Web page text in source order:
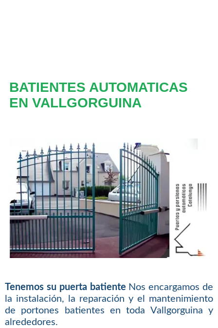
BATIENTES AUTOMATICAS
EN VALLGORGUINA
Tenemos su puerta batiente Nos encargamos de
la instalación, la reparación y el mantenimiento
de portones batientes en toda Vallgorguina y
alrededores.